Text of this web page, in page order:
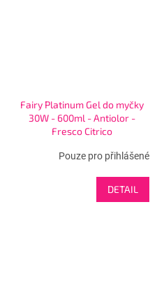
Fairy Platinum Gel do myčky
30W - 600ml - Antiolor -
Fresco Citrico
Pouze pro přihlášené
DETAIL